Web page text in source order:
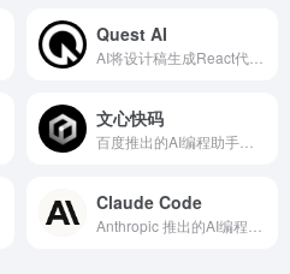
Quest AI
文心快码
Claude Code